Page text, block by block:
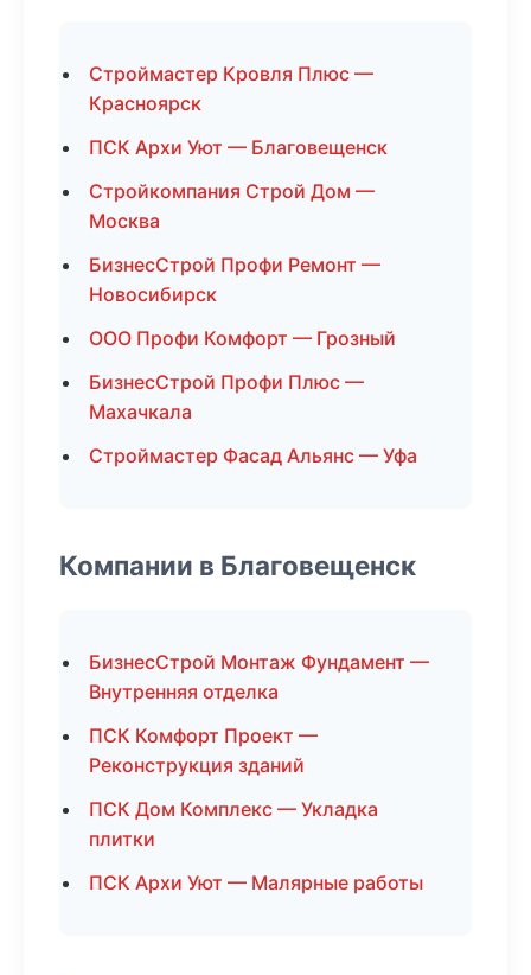
Строймастер Кровля Плюс —
Красноярск
ПСК Архи Уют — Благовещенск
Стройкомпания Строй Дом —
Москва
БизнесСтрой Профи Ремонт —
Новосибирск
ООО Профи Комфорт — Грозный
БизнесСтрой Профи Плюс —
Махачкала
Строймастер Фасад Альянс — Уфа
Компании в Благовещенск
БизнесСтрой Монтаж Фундамент —
Внутренняя отделка
ПСК Комфорт Проект —
Реконструкция зданий
ПСК Дом Комплекс — Укладка
плитки
ПСК Архи Уют — Малярные работы